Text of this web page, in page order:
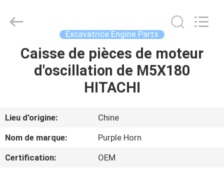
MAISON
AU
SUJET
Excavatrice Engine Parts
Caisse de pièces de moteur
d'oscillation de M5X180
HITACHI
Lieu d'origine:
Chine
Nom de marque:
Purple Horn
Certification:
OEM